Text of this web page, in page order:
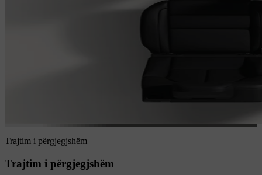
Trajtim i përgjegjshëm
Trajtim i përgjegjshëm